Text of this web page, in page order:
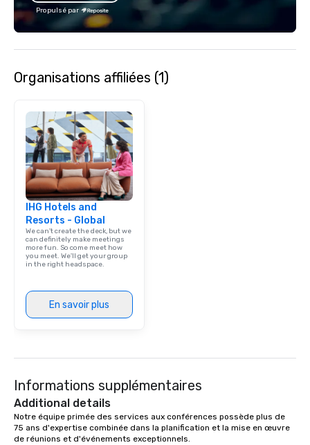
Event: We don’t just
weddings all over the
Propulsé par
Organisations affiliées (1)
IHG Hotels and
Resorts - Global
We can't create the deck, but we
can definitely make meetings
more fun. So come meet how
you meet. We'll get your group
in the right headspace.
En savoir plus
Informations supplémentaires
Additional details
Notre équipe primée des services aux conférences possède plus de
75 ans d'expertise combinée dans la planification et la mise en œuvre
de réunions et d'événements exceptionnels.